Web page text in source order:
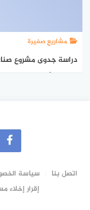
مشاريع صغيرة
دراسة جدوى مشروع
اتصل بنا سياسة
إقرار إخلاء